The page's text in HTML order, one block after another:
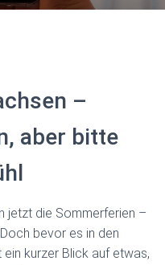
–
aber bitte
jetzt die Sommerferien –
bevor es in den
kurzer Blick auf etwas,